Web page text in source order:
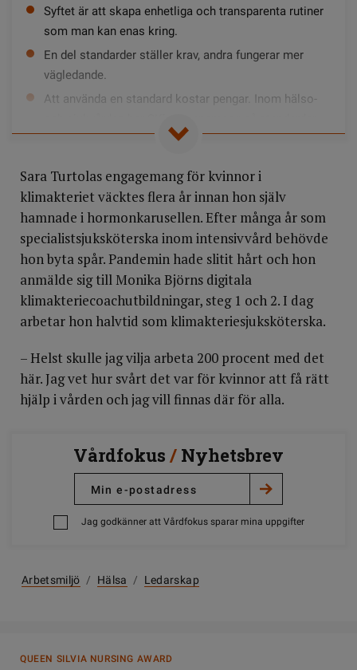
Syftet är att skapa enhetliga och transparenta rutiner
som man kan enas kring.
En del standarder ställer krav, andra fungerar mer
vägledande.
Att använda en standard kostar pengar. Inom hälso-
som kan användas gratis av personal inom regioner
År 2025 publicerade Socialstyrelsen de första
nationella riktlinjerna för klimakteriebesvär
Sara Turtolas engagemang för kvinnor i
klimakteriet väcktes flera år innan hon själv
hamnade i hormonkarusellen. Efter många år som
specialistsjuksköterska inom intensivvård behövde
hon byta spår. Pandemin hade slitit hårt och hon
anmälde sig till Monika Björns digitala
klimakteriecoachutbildningar, steg 1 och 2. I dag
arbetar hon halvtid som klimakteriesjuksköterska.
– Helst skulle jag vilja arbeta 200 procent med det
här. Jag vet hur svårt det var för kvinnor att få rätt
hjälp i vården och jag vill finnas där för alla.
Vårdfokus / Nyhetsbrev
Jag godkänner att Vårdfokus sparar mina uppgifter
Arbetsmiljö / Hälsa / Ledarskap
QUEEN SILVIA NURSING AWARD